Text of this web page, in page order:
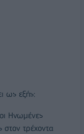
ως εξής:
Ηνωμένες
στον τρέχοντα